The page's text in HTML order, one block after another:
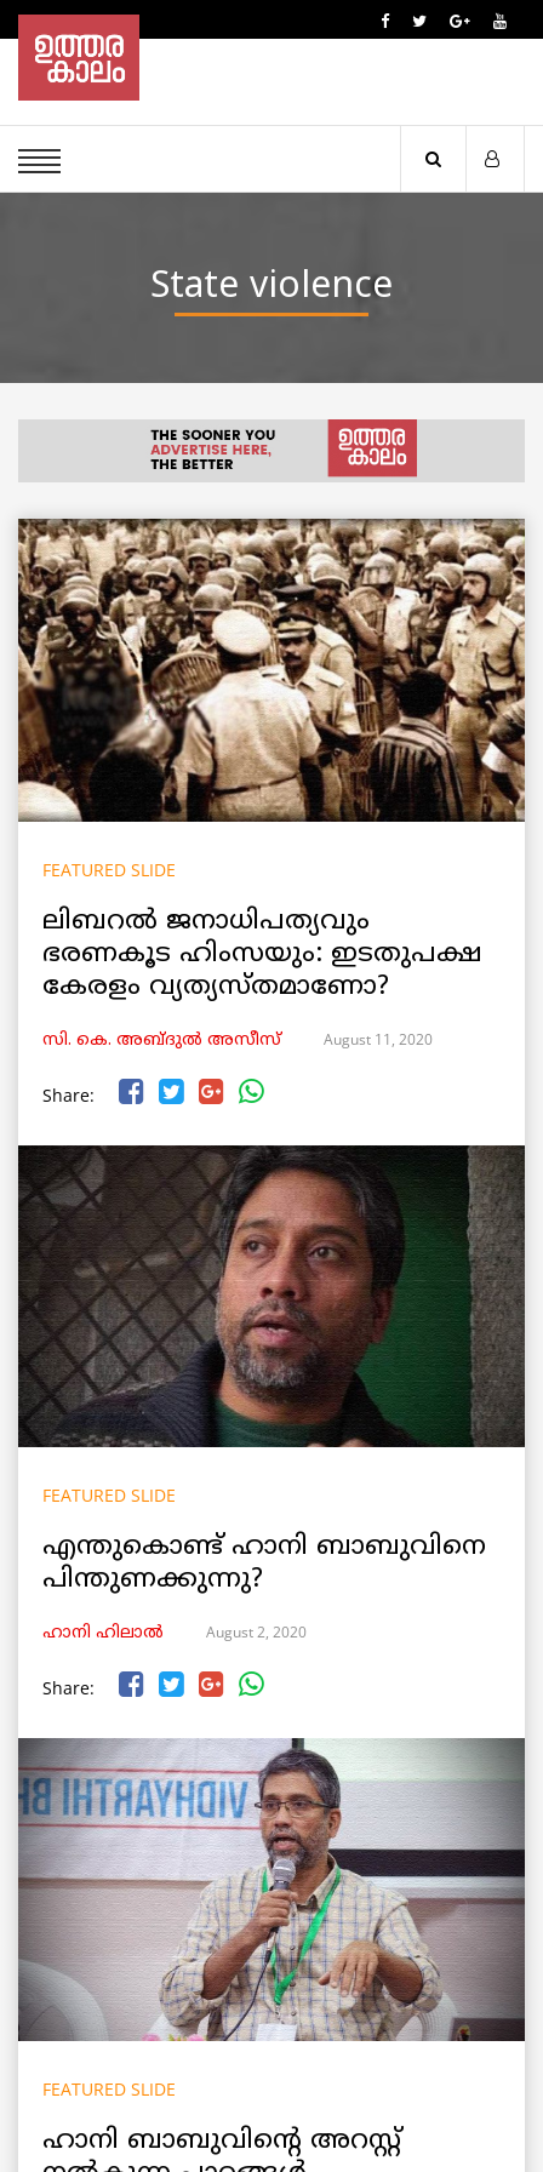
State violence
FEATURED SLIDE
ലിബറൽ ജനാധിപത്യവും
ഭരണകൂട ഹിംസയും: ഇടതുപക്ഷ
കേരളം വ്യത്യസ്തമാണോ?
സി. കെ. അബ്ദുൽ അസീസ് August 11, 2020
Share:
FEATURED SLIDE
എന്തുകൊണ്ട് ഹാനി ബാബുവിനെ
പിന്തുണക്കുന്നു?
ഹാനി ഹിലാൽ August 2, 2020
Share:
FEATURED SLIDE
ഹാനി ബാബുവിന്റെ അറസ്റ്റ്